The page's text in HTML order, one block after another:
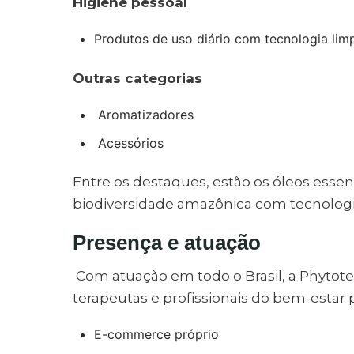
Produtos de uso diário com tecnologia
Outras categorias
Aromatizadores
Acessórios
Entre os destaques, estão os óleos
biodiversidade amazônica com
Presença e atuação
Com atuação em todo o Brasil, a
terapeutas e profissionais do bem-estar
E-commerce próprio